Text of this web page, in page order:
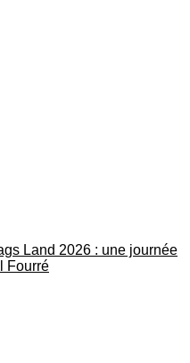
Land 2026 : une journée
Fourré